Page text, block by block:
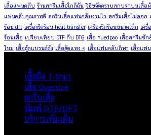
เสื้อแฟนคลับ ร้านสกรีนเสื้อใกล้ฉัน วิธีขจัดคราบสกปรกบนเสื้อผ้
แฟนคลับคุณภาพดี สกรีนเสื้อแฟนคลับงานไว สกรีนเสื้อไม่ลอก
ร้อน dft เครื่องรีดร้อน heat transfer เครื่องรีดร้อนขนาดเล็ก เครื่
ร้อนเสื้อ เปรียบเทียบ DTF กับ DTG เสื้อ Yuedpao เสื้อสกรีนซัก
ไหม เสื้อฮู้ดแบรนด์ดัง เสื้อฮู้ดแพง ๆ เสื้อแฟนคลับกีฬา เสื้อแฟ
เสื้อยืด T-Shirt
เสื้อ Oversize
สกรีนเสื้อ
พิมพ์ DTF/DFT
บริการเพิ่มเติม